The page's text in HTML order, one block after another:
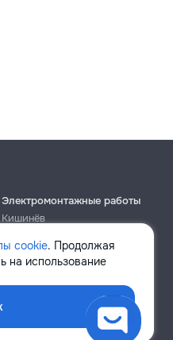
cookie. Продолжая
на использование
Электромонтажные работы
Кишинёв
Ботаника
Бельцы